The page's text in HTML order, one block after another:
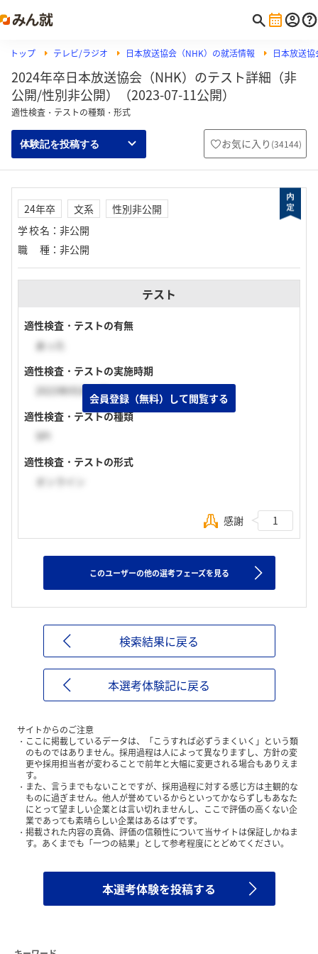
トップ テレビ/ラジオ 日本放送協会（NHK）の就活情報 日本放送
2024年卒日本放送協会（NHK）のテスト詳細（非
公開/性別非公開）（2023-07-11公開）
適性検査・テストの種類・形式
体験記を投稿する お気に入り (34144)
24年卒 文系
性別非公開
学校名 ： 非公開
職種 ： 非公開
テスト
適性検査・テストの有無
あった
適性検査・テストの実施時期
2023年05月上旬
適性検査・テストの種類
SPI
適性検査・テストの形式
オンライン
会員登録（無料）して閲覧する
感謝 1
このユーザーの他の選考フェーズを見る
検索結果に戻る
本選考体験記に戻る
サイトからのご注意
ここに掲載しているデータは、「こうすれば必ずうまくいく」という類
のものではありません。採用過程は人によって異なりますし、方針の変
更や採用担当者が変わることで前年と大幅に変更される場合もありえま
す。
また、言うまでもないことですが、採用過程に対する感じ方は主観的な
ものに過ぎません。他人が誉めているからといってかならずしもあなた
にとって望ましい企業とは言い切れませんし、ここで評価の高くない企
業であっても素晴らしい企業はあるはずです。
掲載された内容の真偽、評価の信頼性について当サイトは保証しかねま
す。あくまでも「一つの結果」として参考程度にとどめてください。
本選考体験を投稿する